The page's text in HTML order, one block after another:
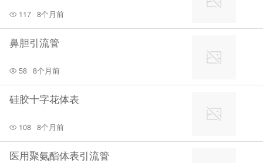
117 8个月前
鼻胆引流管
58 8个月前
硅胶十字花体表
108 8个月前
医用聚氨酯体表引流管